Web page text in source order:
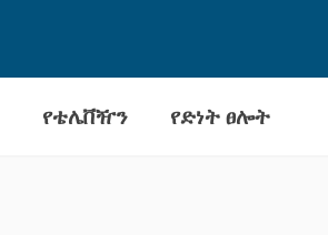
የቴሌቨዥን የድነት ፀሎት